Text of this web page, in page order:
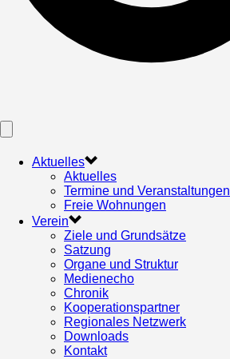
Aktuelles
Aktuelles
Termine und Veranstaltungen
Freie Wohnungen
Verein
Ziele und Grundsätze
Satzung
Organe und Struktur
Medienecho
Chronik
Kooperationspartner
Regionales Netzwerk
Downloads
Kontakt